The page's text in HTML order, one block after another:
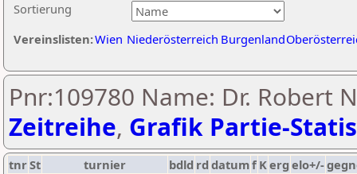
Sortierung
Vereinslisten:Wien Niederösterreich Burgenland
Pnr:109780 Name: Dr. Robert
Zeitreihe, Grafik Partie-
tnrSt turnier bdld rd datumf Kerg elo+/-